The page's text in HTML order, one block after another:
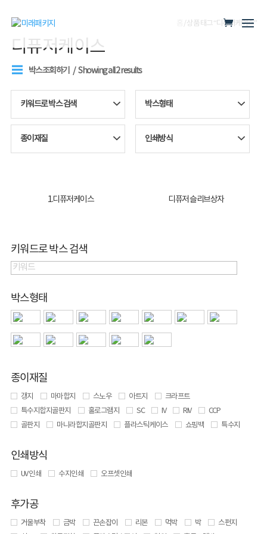
/ 상품 태그 “디퓨저케이스”
디퓨저케이스
박스조회하기 Showing all 2 results
키워드로 박스 검색 박스형태
종이재질 인쇄방식
1.디퓨저케이스 디퓨저 슬리브상자
키워드로 박스 검색
박스형태
종이재질
갱지 마마합지 스노우 아트지
크라프트
특수지합지골판지
홀로그램지 SC IV RIV
CCP
골판지
마니라합지골판지 플라스틱케이스 쇼핑백 특수지
인쇄방식
UV 인쇄 수지인쇄 오프셋인쇄
후가공
거울부착 금박 끈손잡이 리본 먹박 박
스펀지